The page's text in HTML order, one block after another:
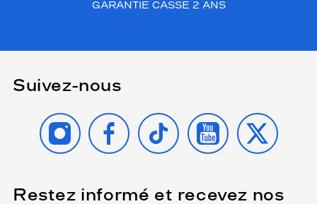
GARANTIE CASSE 2 ANS
Suivez-nous
INSTAGRAMFACEBOOK
TIKTOK YOUTUBE
X
Restez informé et recevez nos
(Ce